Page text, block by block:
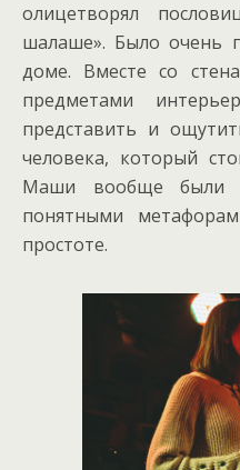
олицетворял
шалаше». Было очень
доме. Вместе со
предметами
представить и
человека, который
Маши вообще были
понятными
простоте.